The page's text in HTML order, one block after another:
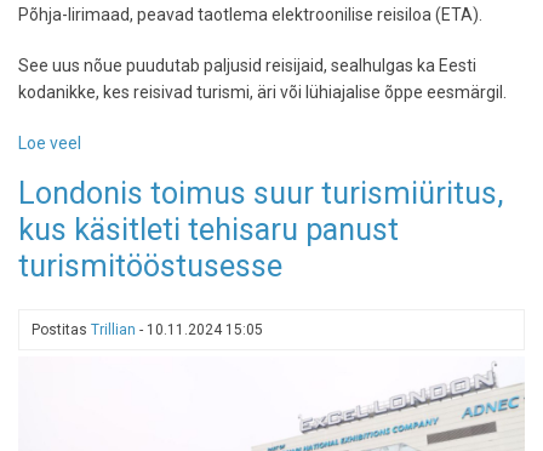
Põhja-Iirimaad, peavad taotlema elektroonilise reisiloa (ETA).
See uus nõue puudutab paljusid reisijaid, sealhulgas ka Eesti
kodanikke, kes reisivad turismi, äri või lühiajalise õppe eesmärgil.
Loe veel
kehtestab
alates
aprillist
Elektroonilise
Londonis toimus suur turismiüritus,
kus käsitleti tehisaru panust
turismitööstusesse
Postitas Trillian - 10.11.2024 15:05